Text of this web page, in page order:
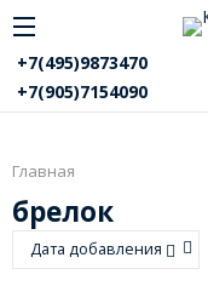
+7(495)9873470
+7(905)7154090
Главная
брелок
Дата добавления